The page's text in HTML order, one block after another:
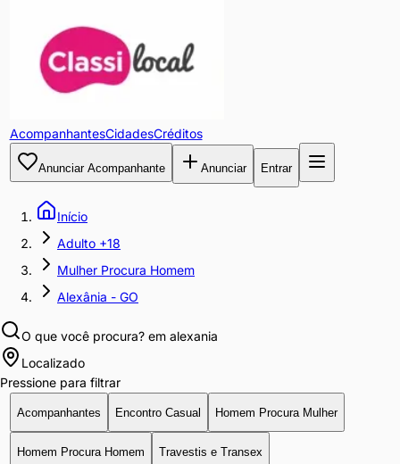
AcompanhantesCidadesCréditos
Anunciar Acompanhante Anunciar Entrar
Início
Adulto +18
Mulher Procura Homem
Alexânia - GO
O que você procura? em alexania
Localizado
Pressione para filtrar
Acompanhantes Encontro Casual Homem Procura Mulher
Homem Procura Homem Travestis e Transex